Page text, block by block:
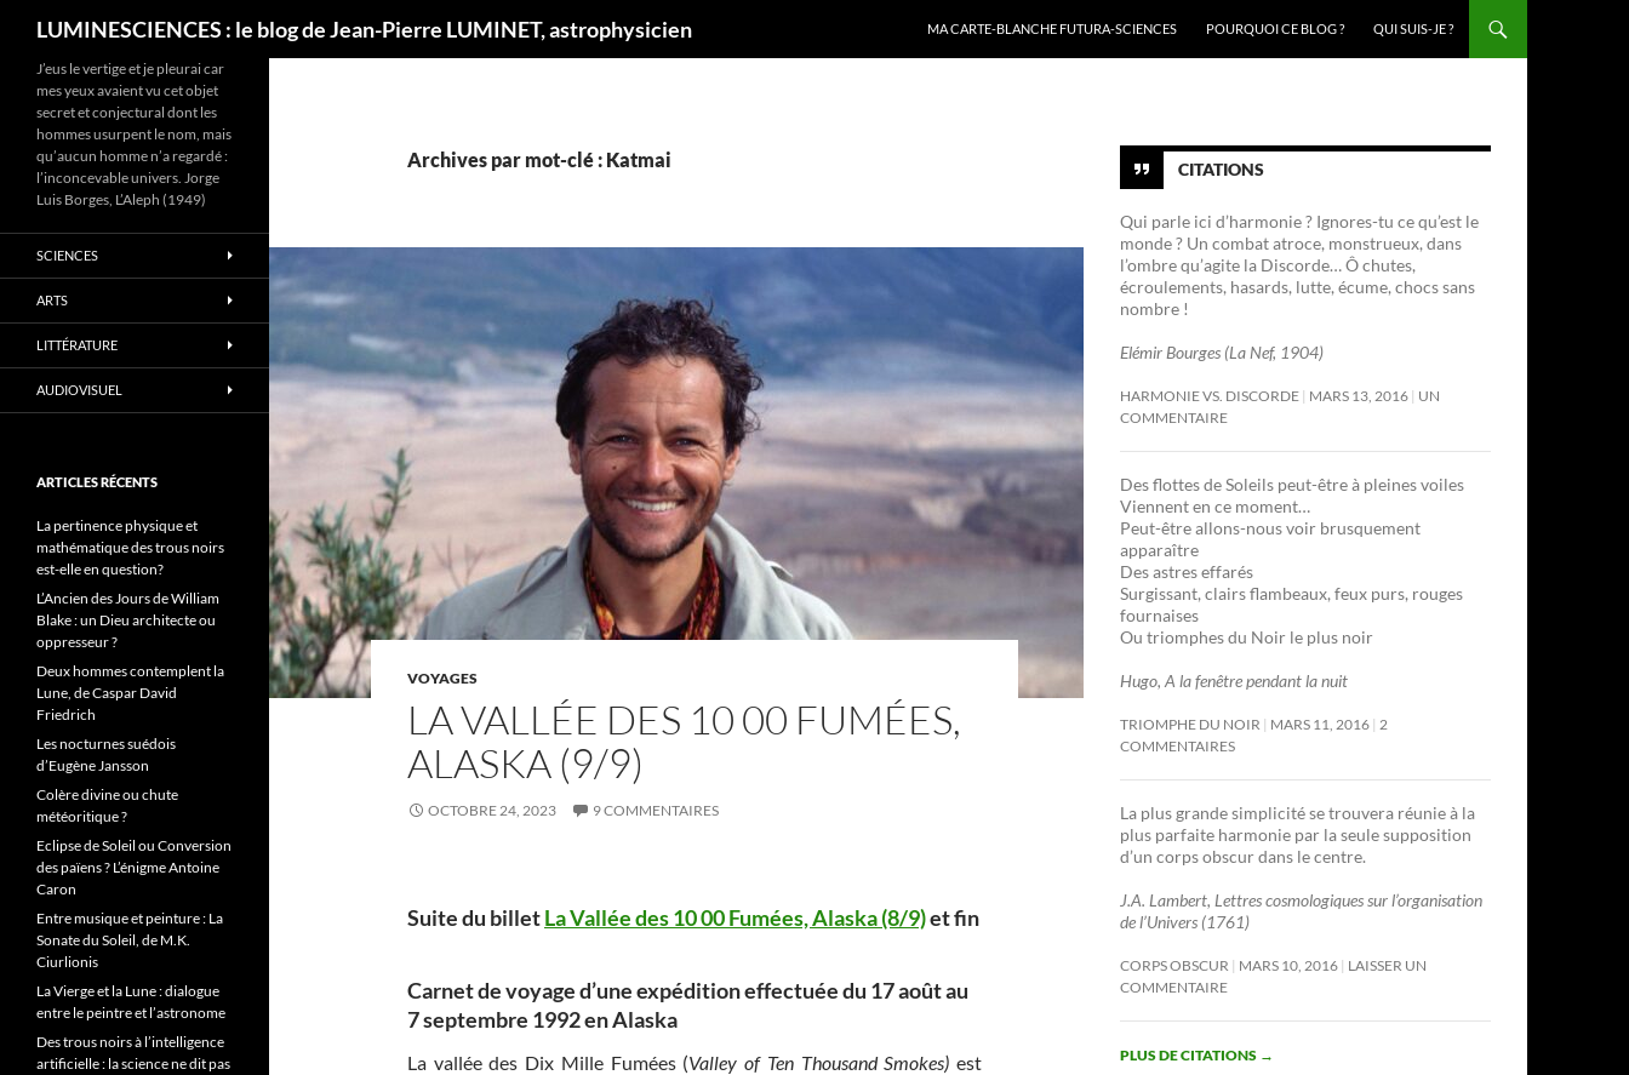
LUMINESCIENCES : le blog de Jean-Pierre LUMINET, astrophysicien
MA CARTE-BLANCHE FUTURA-SCIENCES
POURQUOI CE BLOG ? QUI SUIS-JE ?
Archives par mot-clé : Katmai
VOYAGES
LA VALLÉE DES 10 00 FUMÉES,
ALASKA (9/9)
OCTOBRE 24, 2023 9 COMMENTAIRES
Suite du billetLa Vallée des 10 00 Fumées, Alaska (8/9)et fin
Carnet de voyage d’une expédition effectuée du 17 août au
7 septembre 1992 en Alaska
La vallée des Dix Mille Fumées (Valley of Ten Thousand Smokes)est
CITATIONS
Qui parle ici d’harmonie ? Ignores-tu ce qu’est le
monde ? Un combat atroce, monstrueux, dans
l’ombre qu’agite la Discorde… Ô chutes,
écroulements, hasards, lutte, écume, chocs sans
nombre !
Elémir Bourges (La Nef, 1904)
HARMONIE VS. DISCORDE MARS 13, 2016 UN
COMMENTAIRE
Des flottes de Soleils peut-être à pleines voiles
Viennent en ce moment…
Peut-être allons-nous voir brusquement
apparaître
Des astres effarés
Surgissant, clairs flambeaux, feux purs, rouges
fournaises
Ou triomphes du Noir le plus noir
Hugo, A la fenêtre pendant la nuit
TRIOMPHE DU NOIR MARS 11, 2016 2
COMMENTAIRES
La plus grande simplicité se trouvera réunie à la
plus parfaite harmonie par la seule supposition
d’un corps obscur dans le centre.
J.A. Lambert, Lettres cosmologiques sur l’organisation
de l’Univers (1761)
CORPS OBSCUR MARS 10, 2016 LAISSER UN
COMMENTAIRE
PLUS DE CITATIONS →
J’eus le vertige et je pleurai car
mes yeux avaient vu cet objet
secret et conjectural dont les
hommes usurpent le nom, mais
qu’aucun homme n’a regardé :
l’inconcevable univers. Jorge
Luis Borges, L’Aleph (1949)
SCIENCES
ARTS
LITTÉRATURE
AUDIOVISUEL
ARTICLES RÉCENTS
La pertinence physique et
mathématique des trous noirs
est-elle en question?
L’Ancien des Jours de William
Blake : un Dieu architecte ou
oppresseur ?
Deux hommes contemplent la
Lune, de Caspar David
Friedrich
Les nocturnes suédois
d’Eugène Jansson
Colère divine ou chute
météoritique ?
Eclipse de Soleil ou Conversion
des païens ? L’énigme Antoine
Caron
Entre musique et peinture : La
Sonate du Soleil, de M.K.
Ciurlionis
La Vierge et la Lune : dialogue
entre le peintre et l’astronome
Des trous noirs à l’intelligence
artificielle : la science ne dit pas